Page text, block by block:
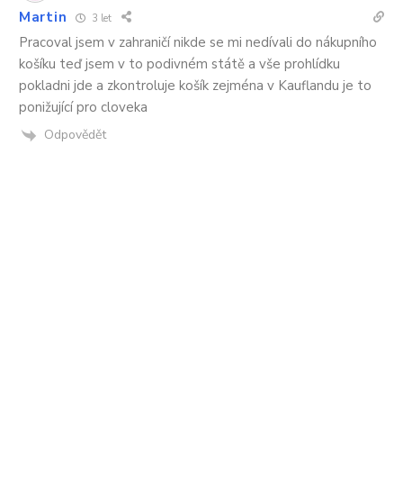
Martin 3 let
Pracoval jsem v zahraničí nikde se mi nedívali do nákupního
košíku teď jsem v to podivném státě a vše prohlídku
pokladni jde a zkontroluje košík zejména v Kauflandu je to
ponižující pro cloveka
Odpovědět